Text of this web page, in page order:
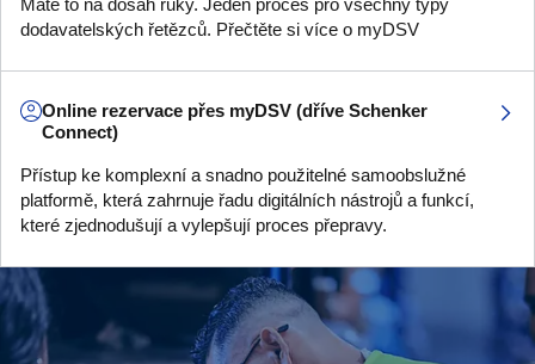
Máte to na dosah ruky. Jeden proces pro všechny typy
dodavatelských řetězců. Přečtěte si více o myDSV
Online rezervace přes myDSV (dříve Schenker
Connect)
Přístup ke komplexní a snadno použitelné samoobslužné
platformě, která zahrnuje řadu digitálních nástrojů a funkcí,
které zjednodušují a vylepšují proces přepravy.